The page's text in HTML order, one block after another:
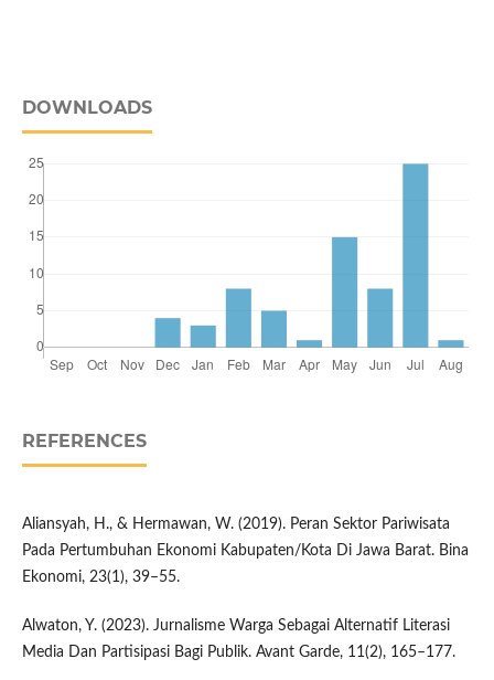
DOWNLOADS
REFERENCES
Aliansyah, H., & Hermawan, W. (2019). Peran Sektor Pariwisata
Pada Pertumbuhan Ekonomi Kabupaten/Kota Di Jawa Barat. Bina
Ekonomi, 23(1), 39–55.
Alwaton, Y. (2023). Jurnalisme Warga Sebagai Alternatif Literasi
Media Dan Partisipasi Bagi Publik. Avant Garde, 11(2), 165–177.